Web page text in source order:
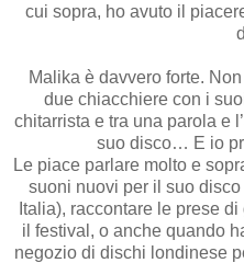
cui sopra, ho avuto il
Malika è davvero forte.
due chiacchiere con i
chitarrista e tra una parola e
suo disco… E io
Le piace parlare molto e
suoni nuovi per il suo
Italia), raccontare le prese
il festival, o anche quando
negozio di dischi londinese